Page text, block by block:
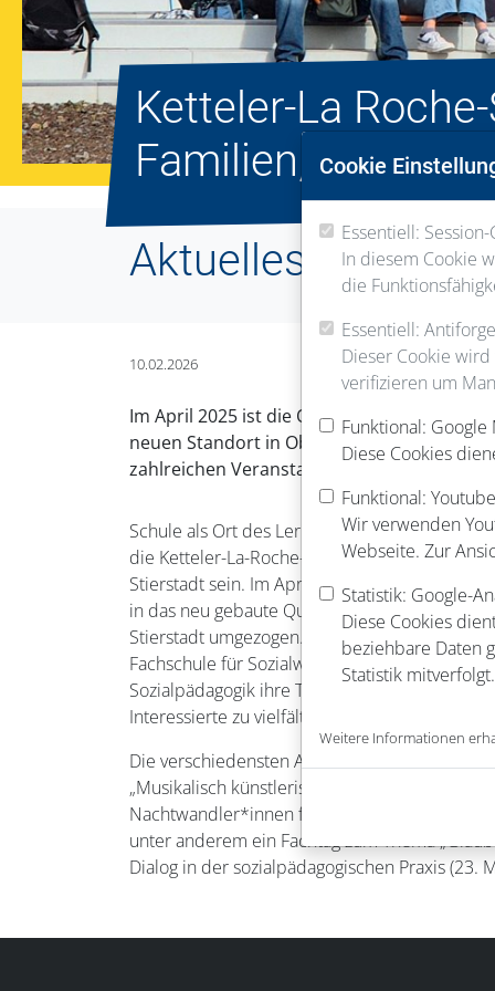
Ketteler-La
Familien,
Aktuelles
10.02.2026
Im April 2025 ist die Oberurseler Ketteler-
neuen Standort in Oberursel-Stierstadt
zahlreichen Veranstaltungen für Familien,
Schule als Ort des Lernens, der Begegnung
die Ketteler-La-Roche-Schule an ihrem
Stierstadt sein. Im April ist sie von ihrem
in das neu gebaute Quartier „Neumühle“
Stierstadt umgezogen. Im Festjahr anlässlich
Fachschule für Sozialwesen und Höhere
Sozialpädagogik ihre Türen und lädt Familien,
Interessierte zu vielfältigen Veranstaltungen ein.
Die verschiedensten Angebote ziehen sich
„Musikalisch künstlerische Reise durch die
Nachtwandler*innen für Freitag, 20. Februar,
unter anderem ein Fachtag zum Thema
Dialog in der sozialpädagogischen Praxis (23.
Cookie
Essentiell: Session-
In diesem Cookie
die
Essentiell:
Dieser Cookie
verifizieren um
Funktional: Google
Diese Cookies
Funktional:
Wir verwenden
Webseite. Zur
Statistik: Google-
Diese Cookies
beziehbare Daten
Statistik mitverfolgt.
Weitere Informationen